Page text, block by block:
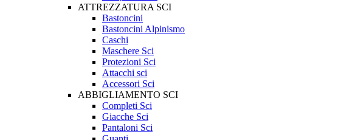
ATTREZZATURA SCI
Bastoncini
Bastoncini Alpinismo
Caschi
Maschere Sci
Protezioni Sci
Attacchi sci
Accessori Sci
ABBIGLIAMENTO SCI
Completi Sci
Giacche Sci
Pantaloni Sci